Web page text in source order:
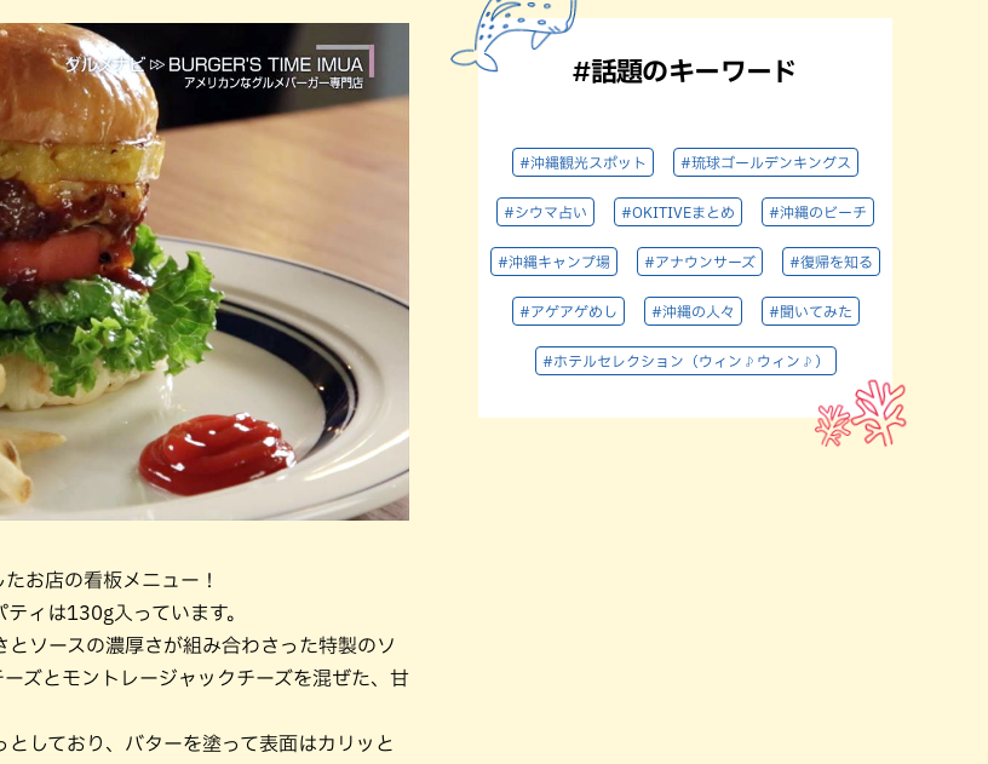
お店の看板メニュー！
ィは130g入っています。
ソースの濃厚さが組み合わさった特製のソ
ズとモントレージャックチーズを混ぜた、甘
しており、バターを塗って表面はカリッと
#話題のキーワード
#沖縄観光スポット #琉球ゴールデンキングス
#シウマ占い #OKITIVEまとめ #沖縄のビーチ
#沖縄キャンプ場 #アナウンサーズ #復帰を知る
#アゲアゲめし #沖縄の人々 #聞いてみた
#ホテルセレクション（ウィン♪ウィン♪）